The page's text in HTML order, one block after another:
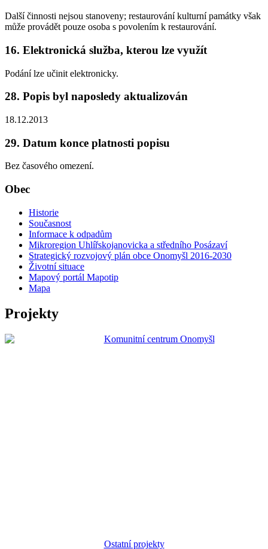
Další činnosti nejsou stanoveny; restaurování kulturní památky však
může provádět pouze osoba s povolením k restaurování.
16. Elektronická služba, kterou lze využít
Podání lze učinit elektronicky.
28. Popis byl naposledy aktualizován
18.12.2013
29. Datum konce platnosti popisu
Bez časového omezení.
Obec
Historie
Současnost
Informace k odpadům
Mikroregion Uhlířskojanovicka a středního Posázaví
Strategický rozvojový plán obce Onomyšl 2016-2030
Životní situace
Mapový portál Mapotip
Mapa
Projekty
Ostatní projekty